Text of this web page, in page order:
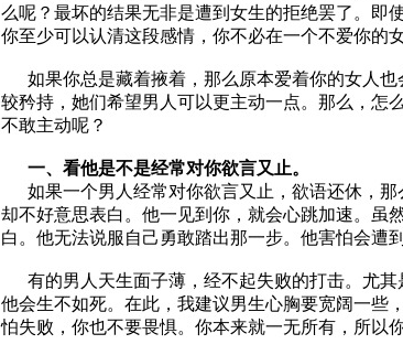
么呢？最坏的结果无非是遭到女生的拒绝罢了。即
你至少可以认清这段感情，你不必在一个不爱你的
如果你总是藏着掖着，那么原本爱着你的女人也
较矜持，她们希望男人可以更主动一点。那么，怎
不敢主动呢？
一、看他是不是经常对你欲言又止。
如果一个男人经常对你欲言又止，欲语还休，那
却不好意思表白。他一见到你，就会心跳加速。虽
白。他无法说服自己勇敢踏出那一步。他害怕会遭
有的男人天生面子薄，经不起失败的打击。尤其
他会生不如死。在此，我建议男生心胸要宽阔一些
怕失败，你也不要畏惧。你本来就一无所有，所以